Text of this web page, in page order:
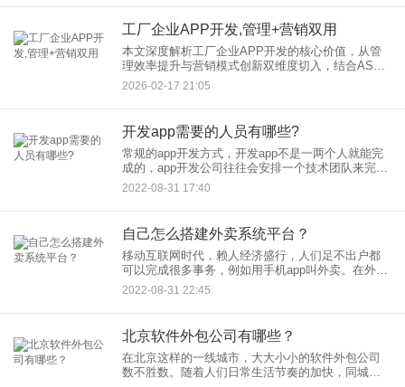
工厂企业APP开发,管理+营销双用
本文深度解析工厂企业APP开发的核心价值，从管
理效率提升与营销模式创新双维度切入，结合ASUN
设备云、智能工厂等成功案例，揭示如何通过定制
化开发实现生产透明化、库存智能化、营销精准
2026-02-17 21:05
开发app需要的人员有哪些?
常规的app开发方式，开发app不是一两个人就能完
成的，app开发公司往往会安排一个技术团队来完
成，这个团队包含了各种角色的人员，那么开发app
需要的人员有哪些呢？
2022-08-31 17:40
自己怎么搭建外卖系统平台？
移动互联网时代，赖人经济盛行，人们足不出户都
可以完成很多事务，例如用手机app叫外卖。在外卖
平台可以选择自己喜欢的食物，然后通过手机一键
下单购买，坐等骑手送货上门，非常简单方便。不
2022-08-31 22:45
北京软件外包公司有哪些？
在北京这样的一线城市，大大小小的软件外包公司
数不胜数。随着人们日常生活节奏的加快，同城生